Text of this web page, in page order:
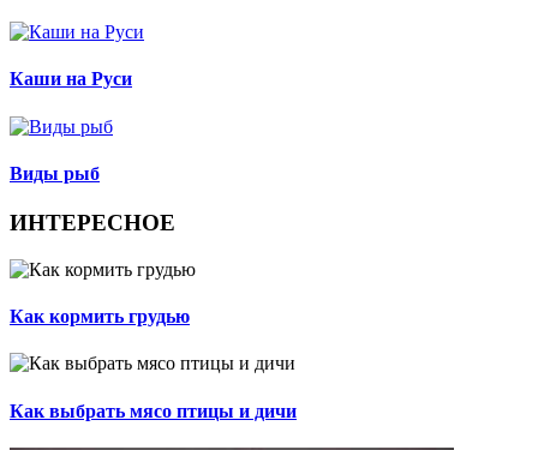
Каши на Руси
Виды рыб
ИНТЕРЕСНОЕ
Как кормить грудью
Как выбрать мясо птицы и дичи